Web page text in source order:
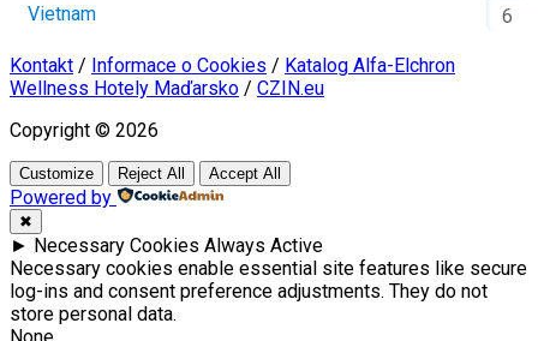
Vietnam
6
Kontakt / Informace o Cookies / Katalog Alfa-Elchron
Wellness Hotely Maďarsko / CZIN.eu
Copyright © 2026
Customize Reject All Accept All
Powered by
✖
► Necessary Cookies Always Active
Necessary cookies enable essential site features like secure
log-ins and consent preference adjustments. They do not
store personal data.